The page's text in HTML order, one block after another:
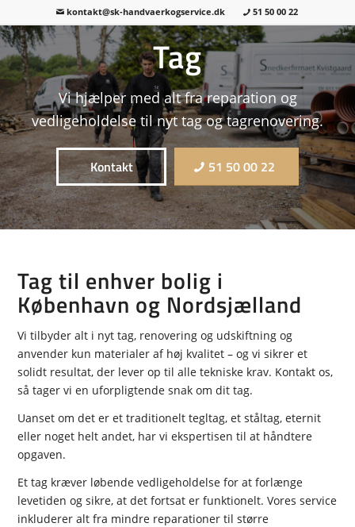
kontakt@sk-handvaerkogservice.dk 51 50 00 22
Tag
Vi hjælper med alt fra reparation og
vedligeholdelse til nyt tag og tagrenovering.
Kontakt 51 50 00 22
Tag til enhver bolig i
København og Nordsjælland
Vi tilbyder alt i nyt tag, renovering og udskiftning og
anvender kun materialer af høj kvalitet – og vi sikrer et
solidt resultat, der lever op til alle tekniske krav. Kontakt os,
så tager vi en uforpligtende snak om dit tag.
Uanset om det er et traditionelt tegltag, et ståltag, eternit
eller noget helt andet, har vi ekspertisen til at håndtere
opgaven.
Et tag kræver løbende vedligeholdelse for at forlænge
levetiden og sikre, at det fortsat er funktionelt. Vores service
inkluderer alt fra mindre reparationer til større